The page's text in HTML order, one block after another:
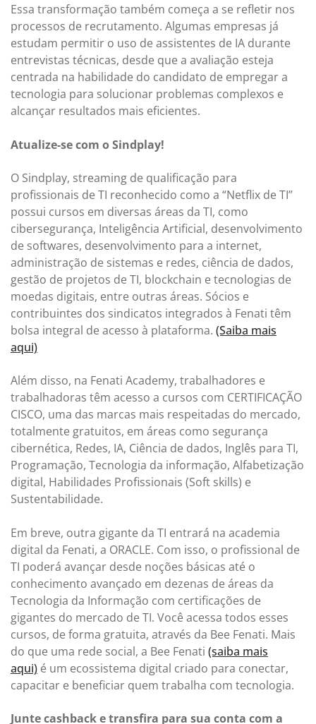
Essa transformação também começa a se refletir nos
processos de recrutamento. Algumas empresas já
estudam permitir o uso de assistentes de IA durante
entrevistas técnicas, desde que a avaliação esteja
centrada na habilidade do candidato de empregar a
tecnologia para solucionar problemas complexos e
alcançar resultados mais eficientes.
Atualize-se com o Sindplay!
O Sindplay, streaming de qualificação para
profissionais de TI reconhecido como a “Netflix de TI”
possui cursos em diversas áreas da TI, como
cibersegurança, Inteligência Artificial, desenvolvimento
de softwares, desenvolvimento para a internet,
administração de sistemas e redes, ciência de dados,
gestão de projetos de TI, blockchain e tecnologias de
moedas digitais, entre outras áreas. Sócios e
contribuintes dos sindicatos integrados à Fenati têm
bolsa integral de acesso à plataforma. (Saiba mais
aqui)
Além disso, na Fenati Academy, trabalhadores e
trabalhadoras têm acesso a cursos com CERTIFICAÇÃO
CISCO, uma das marcas mais respeitadas do mercado,
totalmente gratuitos, em áreas como segurança
cibernética, Redes, IA, Ciência de dados, Inglês para TI,
Programação, Tecnologia da informação, Alfabetização
digital, Habilidades Profissionais (Soft skills) e
Sustentabilidade.
Em breve, outra gigante da TI entrará na academia
digital da Fenati, a ORACLE. Com isso, o profissional de
TI poderá avançar desde noções básicas até o
conhecimento avançado em dezenas de áreas da
Tecnologia da Informação com certificações de
gigantes do mercado de TI. Você acessa todos esses
cursos, de forma gratuita, através da Bee Fenati. Mais
do que uma rede social, a Bee Fenati (saiba mais
aqui) é um ecossistema digital criado para conectar,
capacitar e beneficiar quem trabalha com tecnologia.
Junte cashback e transfira para sua conta com a